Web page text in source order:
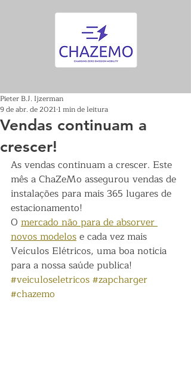
Vendas continuam a
crescer!
Pieter B.J. Ijzerman
9 de abr. de 20211 min de leitura
As vendas continuam a crescer. Este
mês a ChaZeMo assegurou vendas de
instalações para mais 365 lugares de
estacionamento!
O mercado não para de absorver
novos modelos e cada vez mais
Veículos Elétricos, uma boa noticia
para a nossa saúde publica!
#veiculoseletricos#zapcharger
#chazemo